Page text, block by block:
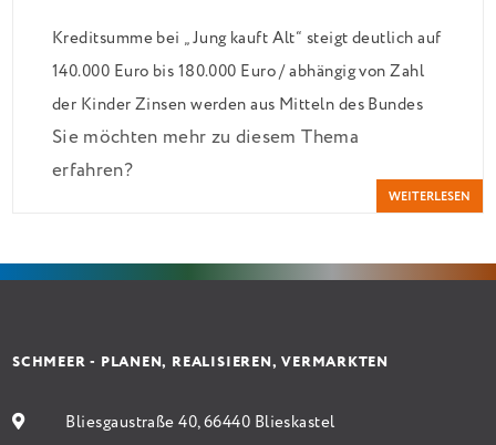
Kreditsumme bei „Jung kauft Alt“ steigt deutlich auf
140.000 Euro bis 180.000 Euro / abhängig von Zahl
der Kinder Zinsen werden aus Mitteln des Bundes
verbilligt: Heutiger Zins bei 0,53 Prozent effektiv
bei 35 Jahren Laufzeit und 10 Jahren Zinsbindung
Antragstellende verpflichten sich zu energetischer
Sanierung in Einzelmaßnahmen […]
Sie möchten mehr zu diesem Thema
erfahren?
WEITERLESEN
SCHMEER - PLANEN, REALISIEREN, VERMARKTEN
Bliesgaustraße 40, 66440 Blieskastel